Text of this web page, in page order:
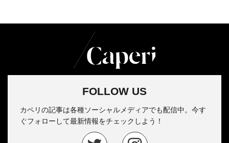
FOLLOW US
カペリの記事は各種ソーシャルメディアでも配信中。今す
ぐフォローして最新情報をチェックしよう！